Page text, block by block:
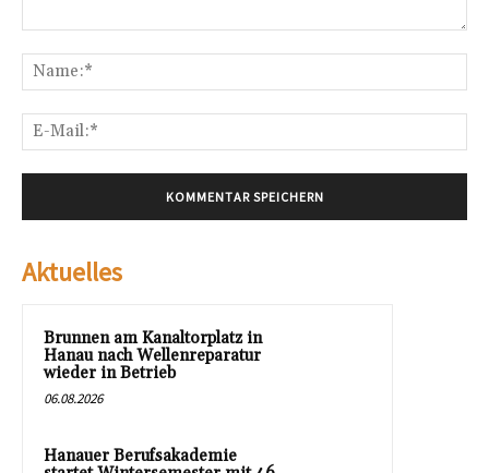
Aktuelles
Brunnen am Kanaltorplatz in
Hanau nach Wellenreparatur
wieder in Betrieb
06.08.2026
Hanauer Berufsakademie